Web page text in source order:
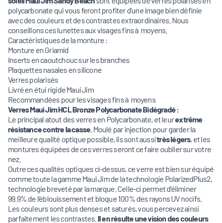
polycarbonate qui vous feront profiter d'une image bien définie
avec des couleurs et des contrastes extraordinaires. Nous
conseillons ces lunettes aux visages fins à moyens.
Caractéristiques de la monture :
Monture en Griamid
Inserts en caoutchouc sur les branches
Plaquettes nasales en silicone
Verres polarisés
Livré en étui rigide Maui Jim
Recommandées pour les visages fins à moyens
Verres Maui Jim HCL Bronze PolycarbonateBidégradé:
Le principal atout des verres en Polycarbonate, et leurextrême
résistance contre la casse. Moulé par injection pour garder la
meilleure qualité optique possible, ils sont aussitrès légers, et les
montures équipées de ces verres seront ce faire oublier sur votre
nez.
Outre ces qualités optiques ci-dessus, ce verre est bien sur équipé
comme toute la gamme Maui Jim de la technologie PolarizedPlus2,
technologie breveté par la marque. Celle-ci permet d'éliminer
99.9% de l'éblouissement et bloque 100% des rayons UV nocifs.
Les couleurs sont plus denses et saturés, vous percevez ainsi
parfaitement les contrastes. Il en résulte une vision des couleurs